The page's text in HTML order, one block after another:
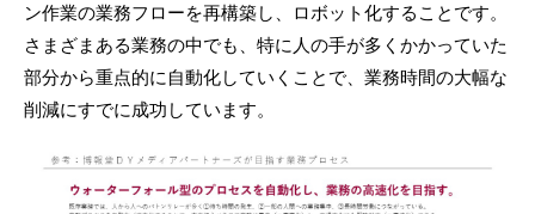
ン作業の業務フローを再構築し、ロボット化することです。
さまざまある業務の中でも、特に人の手が多くかかっていた
部分から重点的に自動化していくことで、業務時間の大幅な
削減にすでに成功しています。